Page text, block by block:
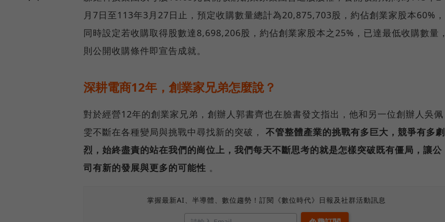
月7日至113年3月27日止，預定收購數量總計為20,875,703股，約佔創業家股本60%，
同時設定若收購取得股數達8,698,206股，約佔創業家股本之25%，已達最低收購數量
則公開收購條件即宣告成就。
深耕電商12年，創業家兄弟怎麼說？
對於經營12年的創業家兄弟，創辦人郭書齊也在臉書發文指出，他和另一位創辦人吳佩
雯不斷在各種變局與挑戰中尋找新的突破， 不管整體產業的挑戰有多巨大，競爭有多劇
烈，始終盡責的站在我們的崗位上，我們每天不斷思考的就是怎樣突破既有僵局，讓公
司有新的發展與更多的可能性 。
掌握最新AI、半導體、數位趨勢！訂閱《數位時代》日報及社群活動訊息